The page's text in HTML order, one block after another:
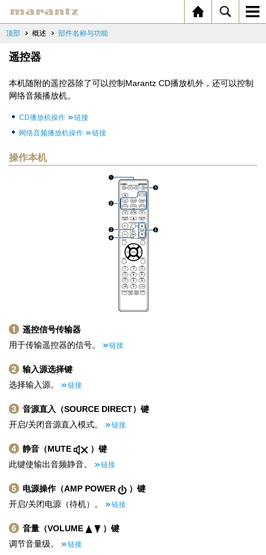
顶部 概述 部件名称与功能
遥控器
本机随附的遥控器除了可以控制Marantz CD播放机外，还可以控制
网络音频播放机。
CD播放机操作
链接
网络音频播放机操作
链接
操作本机
遥控信号传输器
用于传输遥控器的信号。
链接
输入源选择键
选择输入源。
链接
音源直入（SOURCE DIRECT）键
开启/关闭音源直入模式。
链接
静音（MUTE
）键
此键使输出音频静音。
链接
电源操作（AMP POWER
）键
开启/关闭电源（待机）。
链接
音量（VOLUME
）键
调节音量级。
链接